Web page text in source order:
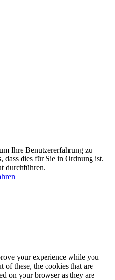
Ihre Benutzererfahrung zu
dass dies für Sie in Ordnung ist.
durchführen.
your experience while you
of these, the cookies that are
on your browser as they are